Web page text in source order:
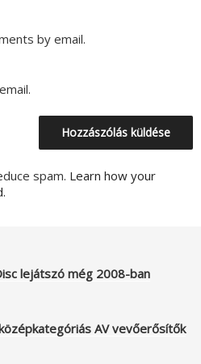
by email.
spam. Learn how your
lejátszó még 2008-ban
AV vevőerősítők